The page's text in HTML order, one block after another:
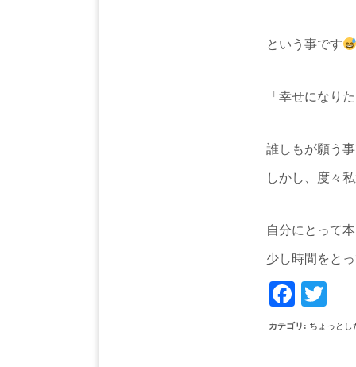
という事です
「幸せになり
誰しもが願う
しかし、度々
自分にとって
少し時間をと
カテゴリ : ちょっとし